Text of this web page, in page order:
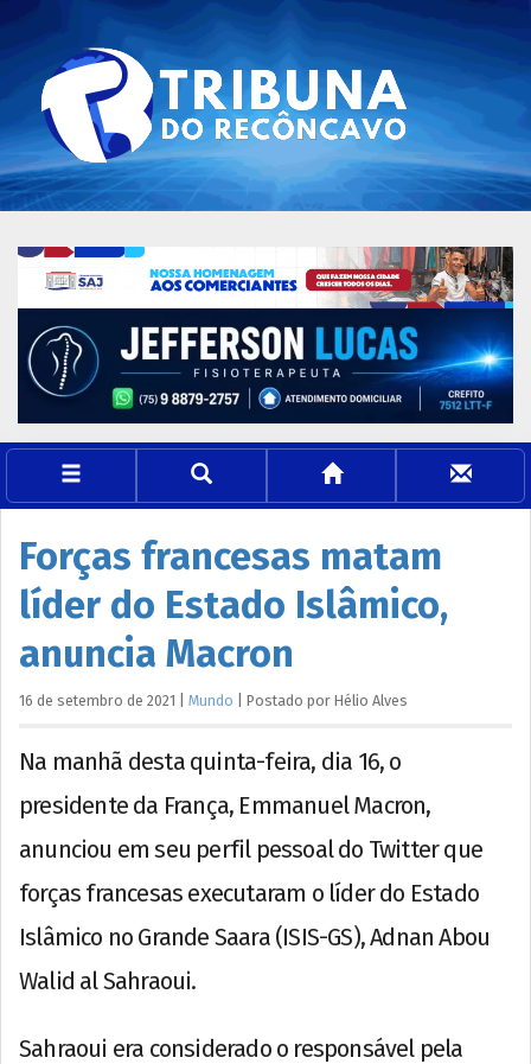
Forças francesas matam
líder do Estado Islâmico,
anuncia Macron
16 de setembro de 2021 Mundo Postado por Hélio Alves
Na manhã desta quinta-feira, dia 16, o
presidente da França, Emmanuel Macron,
anunciou em seu perfil pessoal do Twitter que
forças francesas executaram o líder do Estado
Islâmico no Grande Saara (ISIS-GS), Adnan Abou
Walid al Sahraoui.
Sahraoui era considerado o responsável pela